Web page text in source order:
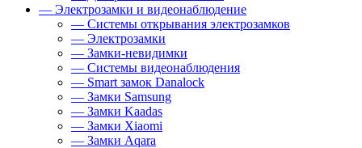
— Электрозамки и видеонаблюдение
— Системы открывания электрозамков
— Электрозамки
— Замки-невидимки
— Системы видеонаблюдения
— Smart замок Danalock
— Замки Samsung
— Замки Kaadas
— Замки Xiaomi
— Замки Aqara